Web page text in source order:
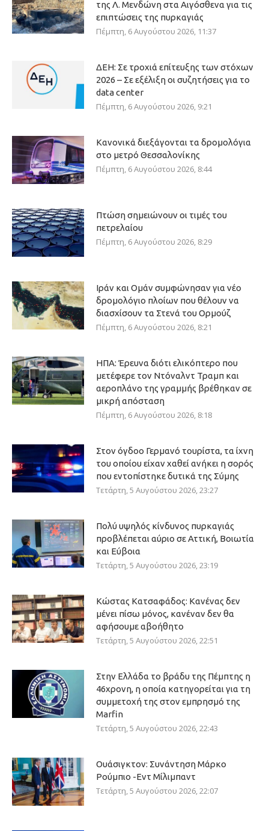
της Λ. Μενδώνη στα Αιγόσθενα για τις
επιπτώσεις της πυρκαγιάς
Πέμπτη, 6 Αυγούστου 2026, 11:37
ΔΕΗ: Σε τροχιά επίτευξης των στόχων
2026 – Σε εξέλιξη οι συζητήσεις για το
data center
Πέμπτη, 6 Αυγούστου 2026, 9:21
Κανονικά διεξάγονται τα δρομολόγια
στο μετρό Θεσσαλονίκης
Πέμπτη, 6 Αυγούστου 2026, 8:44
Πτώση σημειώνουν οι τιμές του
πετρελαίου
Πέμπτη, 6 Αυγούστου 2026, 8:29
Ιράν και Ομάν συμφώνησαν για νέο
δρομολόγιο πλοίων που θέλουν να
διασχίσουν τα Στενά του Ορμούζ
Πέμπτη, 6 Αυγούστου 2026, 8:21
ΗΠΑ: Έρευνα διότι ελικόπτερο που
μετέφερε τον Ντόναλντ Τραμπ και
αεροπλάνο της γραμμής βρέθηκαν σε
μικρή απόσταση
Πέμπτη, 6 Αυγούστου 2026, 8:18
Στον όγδοο Γερμανό τουρίστα, τα ίχνη
του οποίου είχαν χαθεί ανήκει η σορός
που εντοπίστηκε δυτικά της Σύμης
Τετάρτη, 5 Αυγούστου 2026, 23:27
Πολύ υψηλός κίνδυνος πυρκαγιάς
προβλέπεται αύριο σε Αττική, Βοιωτία
και Εύβοια
Τετάρτη, 5 Αυγούστου 2026, 23:19
Κώστας Κατσαφάδος: Κανένας δεν
μένει πίσω μόνος, κανέναν δεν θα
αφήσουμε αβοήθητο
Τετάρτη, 5 Αυγούστου 2026, 22:51
Στην Ελλάδα το βράδυ της Πέμπτης η
46χρονη, η οποία κατηγορείται για τη
συμμετοχή της στον εμπρησμό της
Marfin
Τετάρτη, 5 Αυγούστου 2026, 22:43
Ουάσιγκτον: Συνάντηση Μάρκο
Ρούμπιο -Εντ Μίλιμπαντ
Τετάρτη, 5 Αυγούστου 2026, 22:07